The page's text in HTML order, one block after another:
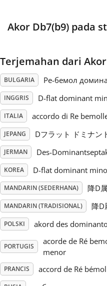
Русский
Svenska
Українська
简体中文
繁體中文
Akor Db7(b9) pada
Terjemahan dari Akor
BULGARIA Ре-бемол
INGGRIS D-flat dominant
ITALIA accordo di Re
JEPANG Dフラット ドミナン
JERMAN Des-
KOREA D-flat dominant
MANDARIN (SEDERHANA) 降D
MANDARIN (TRADISIONAL) 降D
POLSKI akord des
PORTUGIS
acorde de Ré
menor
PRANCIS accord de Ré